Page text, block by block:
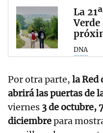
La
DNA
Por otra parte, la Red
abrirá las puertas de
viernes 3 de octubre,
diciembrepara